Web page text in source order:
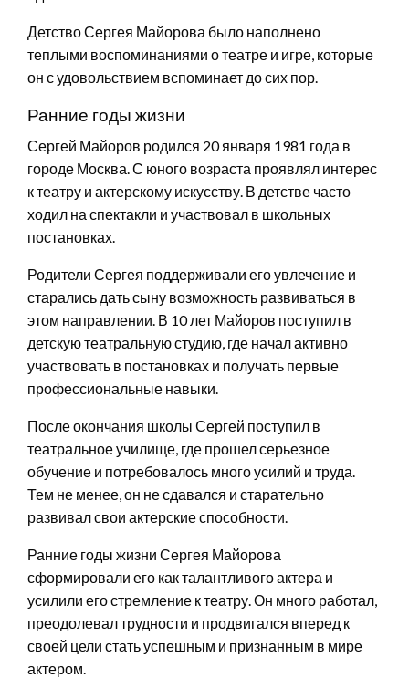
Детство Сергея Майорова было наполнено
теплыми воспоминаниями о театре и игре, которые
он с удовольствием вспоминает до сих пор.
Ранние годы жизни
Сергей Майоров родился 20 января 1981 года в
городе Москва. С юного возраста проявлял интерес
к театру и актерскому искусству. В детстве часто
ходил на спектакли и участвовал в школьных
постановках.
Родители Сергея поддерживали его увлечение и
старались дать сыну возможность развиваться в
этом направлении. В 10 лет Майоров поступил в
детскую театральную студию, где начал активно
участвовать в постановках и получать первые
профессиональные навыки.
После окончания школы Сергей поступил в
театральное училище, где прошел серьезное
обучение и потребовалось много усилий и труда.
Тем не менее, он не сдавался и старательно
развивал свои актерские способности.
Ранние годы жизни Сергея Майорова
сформировали его как талантливого актера и
усилили его стремление к театру. Он много работал,
преодолевал трудности и продвигался вперед к
своей цели стать успешным и признанным в мире
актером.